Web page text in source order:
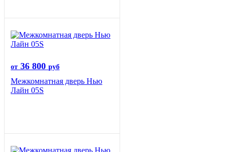
от 36 800 руб
Межкомнатная дверь Нью
Лайн 05S